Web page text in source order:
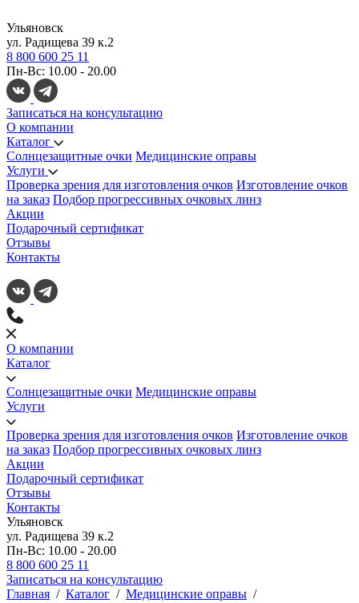
Ульяновск
ул. Радищева 39 к.2
8 800 600 25 11
Пн-Вс: 10.00 - 20.00
Записаться на консультацию
О компании
Каталог
Солнцезащитные очки Медицинские оправы
Услуги
Проверка зрения для изготовления очков Изготовление очков
на заказ Подбор прогрессивных очковых линз
Акции
Подарочный сертификат
Отзывы
Контакты
О компании
Каталог
Солнцезащитные очки Медицинские оправы
Услуги
Проверка зрения для изготовления очков Изготовление очков
на заказ Подбор прогрессивных очковых линз
Акции
Подарочный сертификат
Отзывы
Контакты
Ульяновск
ул. Радищева 39 к.2
Пн-Вс: 10.00 - 20.00
8 800 600 25 11
Записаться на консультацию
Главная / Каталог / Медицинские оправы /